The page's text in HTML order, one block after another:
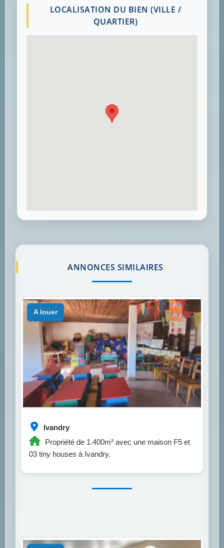
LOCALISATION DU BIEN (VILLE /
QUARTIER)
ANNONCES SIMILAIRES
Ivandry
Propriété de 1.400m² avec une maison F5 et
03 tiny houses à Ivandry.
a louer